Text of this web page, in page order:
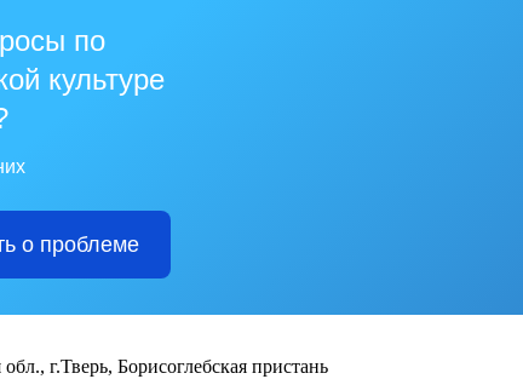
по
культуре
о проблеме
г.Тверь, Борисоглебская пристань